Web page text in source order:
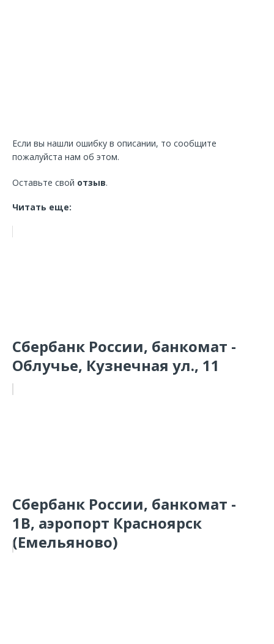
Если вы нашли ошибку в описании, то сообщите
пожалуйста нам об этом.
Оставьте свой отзыв.
Читать еще:
Сбербанк России, банкомат -
Облучье, Кузнечная ул., 11
Сбербанк России, банкомат -
1В, аэропорт Красноярск
(Емельяново)